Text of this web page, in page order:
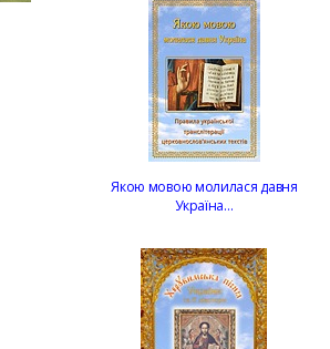
Якою мовою молилася давня
Україна…